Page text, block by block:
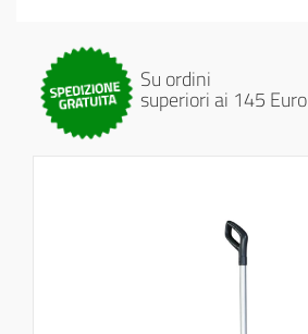
Su ordini
superiori ai 145 Euro